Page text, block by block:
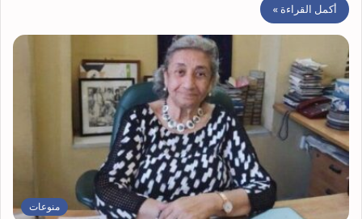
أكمل القراءة »
منوعات